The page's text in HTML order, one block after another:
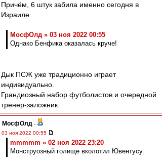
Причём, 6 штук забила именно сегодня в
Израиле.
МосфОлд » 03 ноя 2022 00:55
Однако Бенфика оказалась круче!
Дык ПСЖ уже традиционно играет
индивидуально.
Грандиозный набор футболистов и очередной
тренер-заложник.
МосфОлд -
03 ноя 2022 00:55
mmmmm » 02 ноя 2022 23:20
Монструозный голище вколотил Ювентусу.